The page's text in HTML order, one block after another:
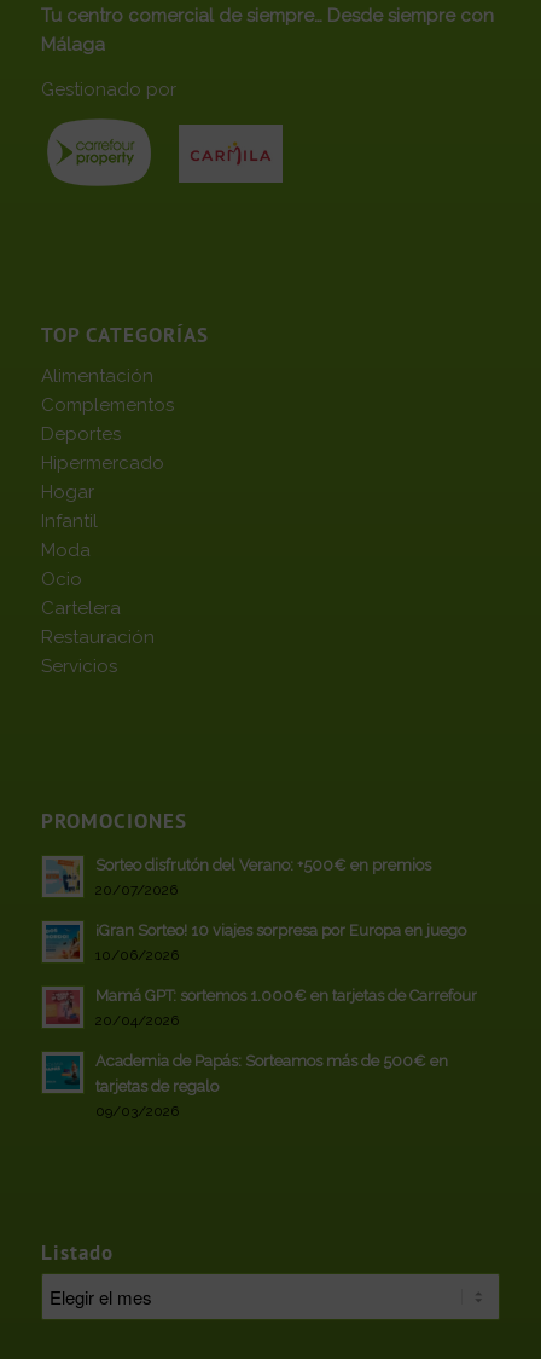
Tu centro comercial de siempre… Desde siempre con
Málaga
Gestionado por
TOP CATEGORÍAS
Alimentación
Complementos
Deportes
Hipermercado
Hogar
Infantil
Moda
Ocio
Cartelera
Restauración
Servicios
PROMOCIONES
Sorteo disfrutón del Verano: +500€ en premios
20/07/2026
¡Gran Sorteo! 10 viajes sorpresa por Europa en juego
10/06/2026
Mamá GPT: sortemos 1.000€ en tarjetas de Carrefour
20/04/2026
Academia de Papás: Sorteamos más de 500€ en
tarjetas de regalo
09/03/2026
Listado